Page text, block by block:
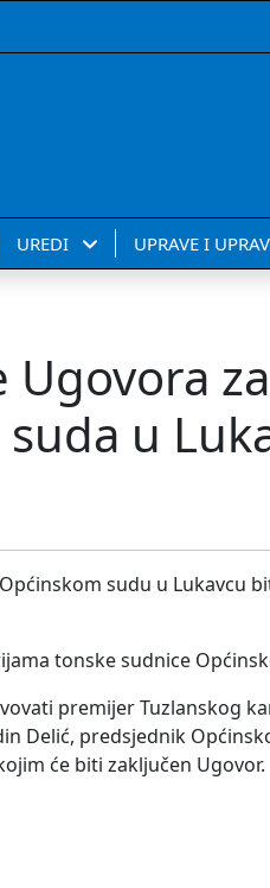
UREDI UPRAVE I
Ugovora
u
sudu u
tonske sudnice
premijer Tuzlanskog
Delić, predsjednik
će biti zaključen Ugovor.